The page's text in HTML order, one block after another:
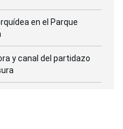
en el Parque
y canal del partidazo